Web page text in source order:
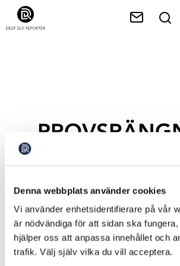
Denna webbplats använder cookies
Vi använder enhetsidentifierare på vår
är nödvändiga för att sidan ska
hjälper oss att anpassa innehållet och
trafik. Välj själv vilka du vill acceptera.